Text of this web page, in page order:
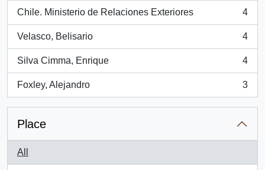
Chile. Ministerio de Relaciones Exteriores
, 4 results
4
Velasco, Belisario
, 4 results
4
Silva Cimma, Enrique
, 4 results
4
Foxley, Alejandro
, 3 results
3
Place
All